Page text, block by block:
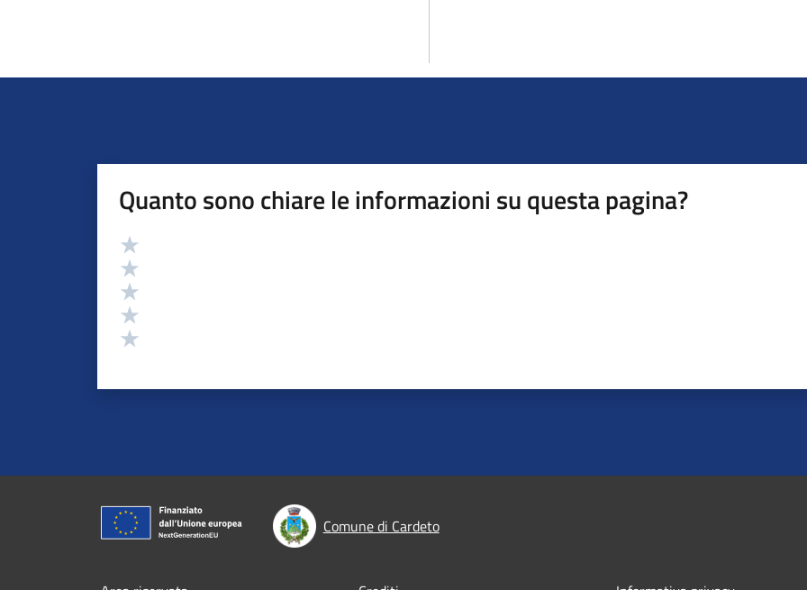
Quanto sono chiare le informazioni su questa pagina?
Valutazione
Comune di Cardeto